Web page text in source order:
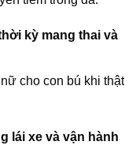
kỳ mang thai và
cho con bú khi thật
lái xe và vận hành